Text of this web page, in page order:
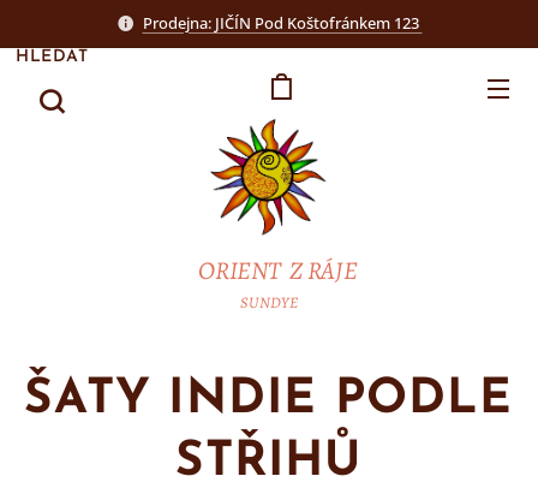
Prodejna: JIČÍN Pod Koštofránkem 123
ORIENT Z RÁJE
SUNDYE
HLEDAT
ŠATY INDIE PODLE
STŘIHŮ